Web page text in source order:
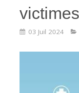
03 Juil 2024